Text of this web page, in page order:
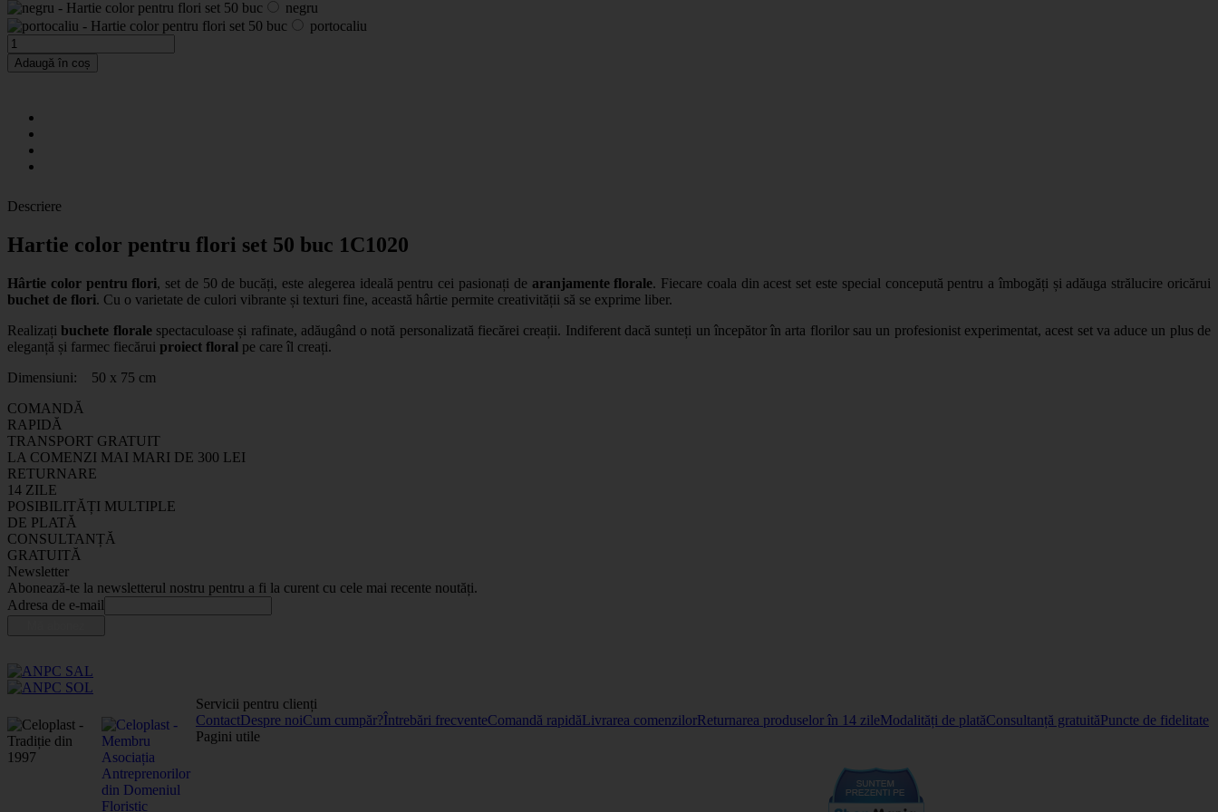
negru
portocaliu
Adaugă în coș
Descriere
Hartie color pentru flori set 50 buc 1C1020
Hârtie color pentru flori, set de 50 de bucăți, este alegerea ideală pentru cei pasionați de aranjamente florale. Fiecare coala din acest set este special concepută pentru a îmbogăți și adăuga strălucire oricărui
buchet de flori. Cu o varietate de culori vibrante și texturi fine, această hârtie permite creativității să se exprime liber.
Realizațibuchete floralespectaculoase și rafinate, adăugând o notă personalizată fiecărei creații. Indiferent dacă sunteți un începător în arta florilor sau un profesionist experimentat, acest set va aduce un plus de
eleganță și farmec fiecărui proiect floral pe care îl creați.
Dimensiuni: 50 x 75 cm
COMANDĂ
RAPIDĂ
TRANSPORT GRATUIT
LA COMENZI MAI MARI DE 300 LEI
RETURNARE
14 ZILE
POSIBILITĂȚI MULTIPLE
DE PLATĂ
CONSULTANȚĂ
GRATUITĂ
Newsletter
Abonează-te la newsletterul nostru pentru a fi la curent cu cele mai recente noutăți.
Adresa de e-mail
Servicii pentru clienți
ContactDespre noiCum cumpăr?Întrebări frecventeComandă rapidăLivrarea comenzilorReturnarea produselor în 14 zileModalități de platăConsultanță gratuităPuncte de fidelitate
Pagini utile